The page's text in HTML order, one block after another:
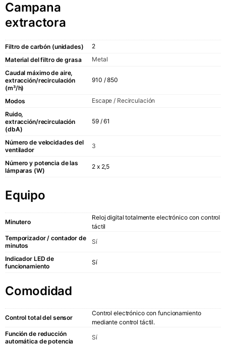
Campana
extractora
Filtro de carbón (unidades)
2
Material del filtro de grasa
Metal
Caudal máximo de aire,
extracción/recirculación
(m³/h)
910 / 850
Modos
Escape / Recirculación
Ruido,
extracción/recirculación
(dbA)
59 / 61
Número de velocidades del
ventilador
3
Número y potencia de las
lámparas (W)
2 x 2,5
Equipo
Minutero
Reloj digital totalmente electrónico con control
táctil
Temporizador / contador de
minutos
Sí
Indicador LED de
funcionamiento
Sí
Comodidad
Control total del sensor
Control electrónico con funcionamiento
mediante control táctil.
Función de reducción
automática de potencia
Sí